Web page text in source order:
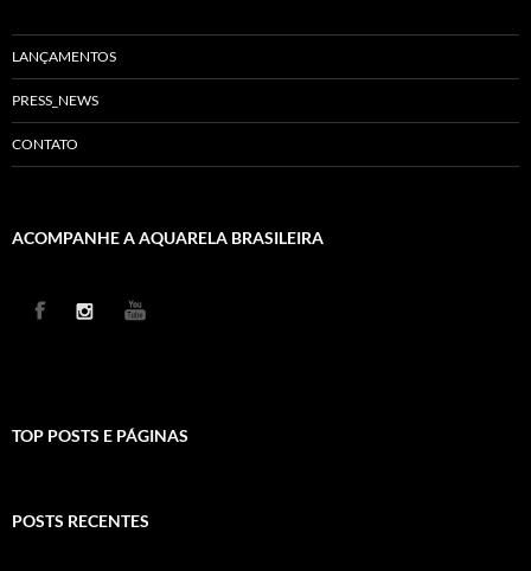
LANÇAMENTOS
PRESS_NEWS
CONTATO
ACOMPANHE A AQUARELA BRASILEIRA
TOP POSTS E PÁGINAS
POSTS RECENTES